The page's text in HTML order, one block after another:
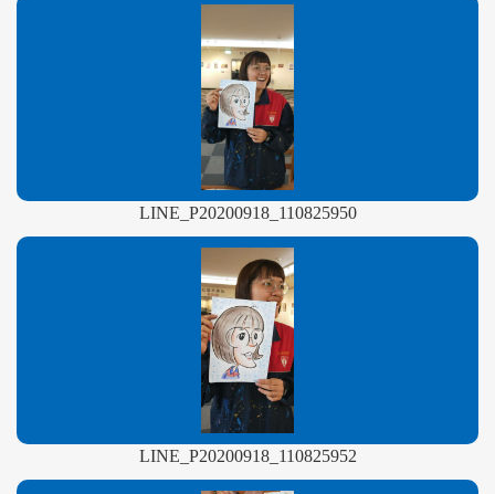
LINE_P20200918_110825950
LINE_P20200918_110825952